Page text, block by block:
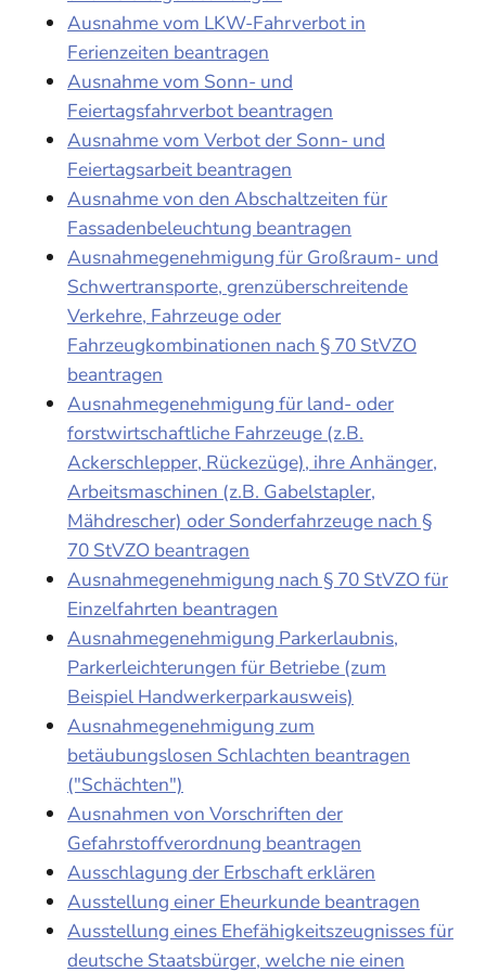
Ausnahme vom LKW-Fahrverbot in
Ferienzeiten beantragen
Ausnahme vom Sonn- und
Feiertagsfahrverbot beantragen
Ausnahme vom Verbot der Sonn- und
Feiertagsarbeit beantragen
Ausnahme von den Abschaltzeiten für
Fassadenbeleuchtung beantragen
Ausnahmegenehmigung für Großraum- und
Schwertransporte, grenzüberschreitende
Verkehre, Fahrzeuge oder
Fahrzeugkombinationen nach § 70 StVZO
beantragen
Ausnahmegenehmigung für land- oder
forstwirtschaftliche Fahrzeuge (z.B.
Ackerschlepper, Rückezüge), ihre Anhänger,
Arbeitsmaschinen (z.B. Gabelstapler,
Mähdrescher) oder Sonderfahrzeuge nach §
70 StVZO beantragen
Ausnahmegenehmigung nach § 70 StVZO für
Einzelfahrten beantragen
Ausnahmegenehmigung Parkerlaubnis,
Parkerleichterungen für Betriebe (zum
Beispiel Handwerkerparkausweis)
Ausnahmegenehmigung zum
betäubungslosen Schlachten beantragen
("Schächten")
Ausnahmen von Vorschriften der
Gefahrstoffverordnung beantragen
Ausschlagung der Erbschaft erklären
Ausstellung einer Eheurkunde beantragen
Ausstellung eines Ehefähigkeitszeugnisses für
deutsche Staatsbürger, welche nie einen